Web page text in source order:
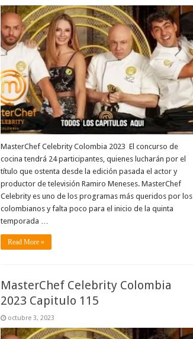
MasterChef Celebrity Colombia 2023 El concurso de
cocina tendrá 24 participantes, quienes lucharán por el
título que ostenta desde la edición pasada el actor y
productor de televisión Ramiro Meneses. MasterChef
Celebrity es uno de los programas más queridos por los
colombianos y falta poco para el inicio de la quinta
temporada …
Read More »
MasterChef Celebrity Colombia
2023 Capitulo 115
octubre 3, 2023